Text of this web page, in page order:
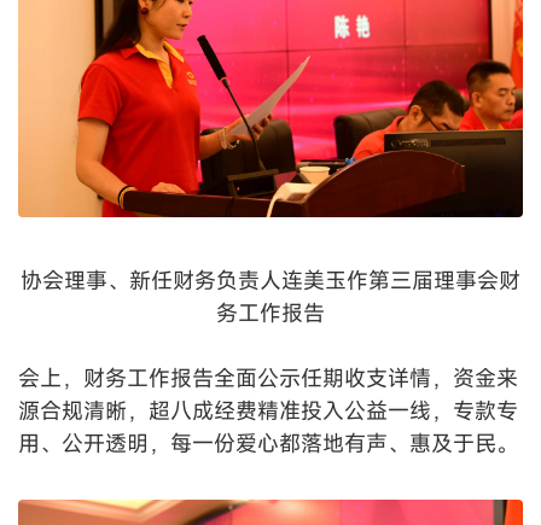
协会理事、新任财务负责人连美玉作第三届理事会财
务工作报告
会上，财务工作报告全面公示任期收支详情，资金来
源合规清晰，超八成经费精准投入公益一线，专款专
用、公开透明，每一份爱心都落地有声、惠及于民。